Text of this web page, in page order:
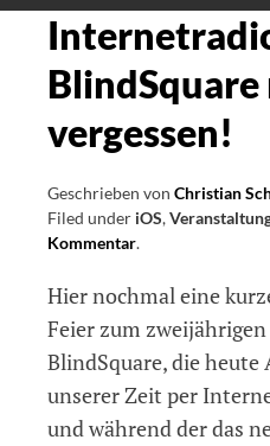
MENU
vergessen!
Geschrieben von Christian
Filed under iOS,
Kommentaron
zu
BlindSquare
nicht
vergessen!
.
Hier nochmal eine
Feier zum
BlindSquare, die heute
unserer Zeit per
und während der das